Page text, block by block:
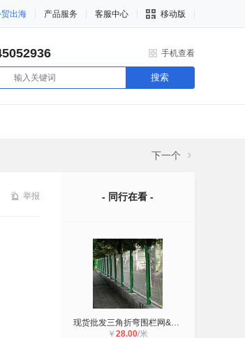
出海 产品服务 客服中心 移动版
手机查看
搜索
下一个
举报 - 同行在看 -
现货批发三角折弯围栏网&汉口街道花
￥ 28.00/米